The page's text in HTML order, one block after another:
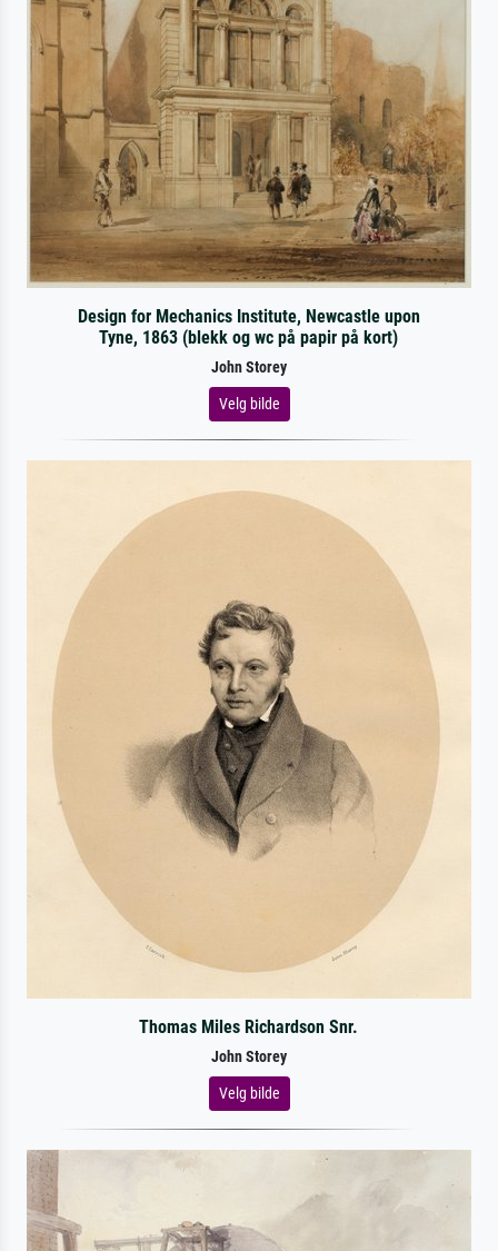
Design for Mechanics Institute, Newcastle upon
Tyne, 1863 (blekk og wc på papir på kort)
John Storey
Velg bilde
Thomas Miles Richardson Snr.
John Storey
Velg bilde